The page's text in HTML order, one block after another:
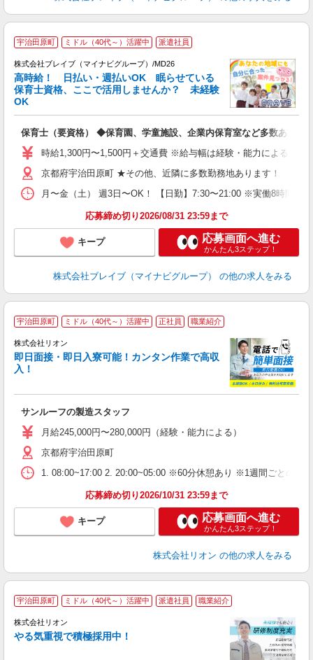
宇治田原町 ミドル（40代～）活躍中 派遣社員
株式会社ブレイブ（マイナビグループ）/MD26
高時給！ 日払い・週払いOK 眠らせている
保育士資格、ここで活用しませんか？ 未経験
OK
保育士（要資格） ◆保育園、学童施設、企業内保育室など多数あり
時給1,300円〜1,500円＋交通費 ※給与幅は経験・能力による ◆
京都府宇治田原町 ★その他、近隣に多数勤務地あります！
月〜金（土） 週3日〜OK！ 【日勤】7:30〜21:00 ※実働8時間勤
応募締め切り2026/08/31 23:59まで
キープ 応募画面へ進む
かんたん3ステップ！
株式会社ブレイブ（マイナビグループ） の他の求人をみる
宇治田原町 ミドル（40代～）活躍中 正社員 職業紹介
株式会社リオン
即日面接・即日入寮可能！カンタン作業で高収
入！
サンルーフの製造スタッフ
月給245,000円〜280,000円（経験・能力による）
京都府宇治田原町
1. 08:00~17:00 2. 20:00~05:00 ※60分休憩あり ※1週間ごとの2交
応募締め切り2026/10/31 23:59まで
キープ 応募画面へ進む
かんたん3ステップ！
株式会社リオン の他の求人をみる
宇治田原町 ミドル（40代～）活躍中 派遣社員 職業紹介
株式会社リオン
やる気重視で積極採用中！